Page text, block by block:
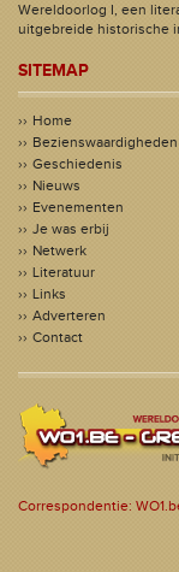
Wereldoorlog I, een
uitgebreide historische
SITEMAP
Home
Bezienswaardigheden
Geschiedenis
Nieuws
Evenementen
Je was erbij
Netwerk
Literatuur
Links
Adverteren
Contact
Correspondentie: